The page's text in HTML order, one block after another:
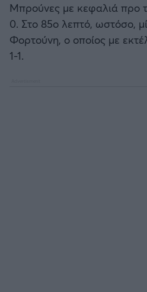
Ατρόμητος Αθηνών
Κηφισιά
Μπρούνες με κεφαλιά προ
0. Στο 85ο λεπτό, ωστόσο,
Φορτούνη, ο οποίος με
1-1.